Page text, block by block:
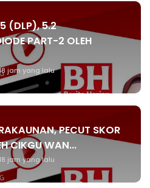
(DLP), 5.2
PART-2 OLEH
jam yang lalu
PECUT SKOR
CIKGU WAN...
jam yang lalu